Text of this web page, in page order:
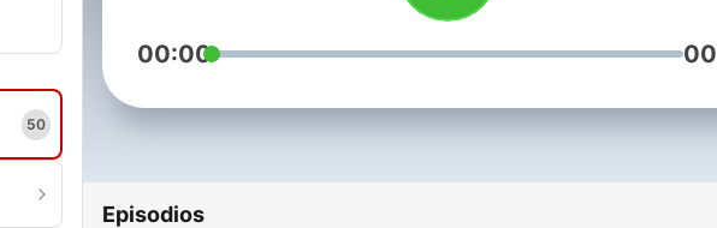
50
00:00
Episodios